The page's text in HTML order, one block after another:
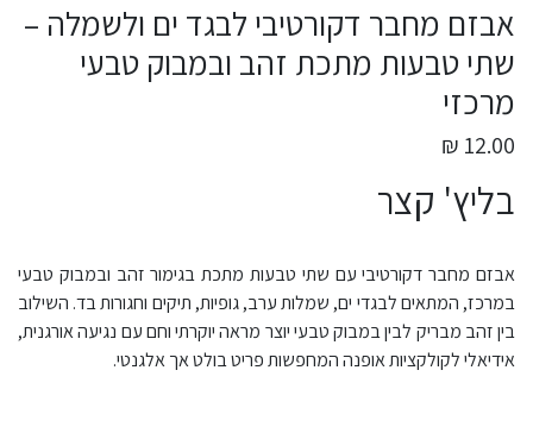
אבזם מחבר דקורטיבי לבגד ים ולשמלה –
שתי טבעות מתכת זהב ובמבוק טבעי
מרכזי
12.00 ₪
בליץ' קצר
אבזם מחבר דקורטיבי עם שתי טבעות מתכת בגימור זהב ובמבוק טבעי
במרכז, המתאים לבגדי ים, שמלות ערב, גופיות, תיקים וחגורות בד. השילוב
בין זהב מבריק לבין במבוק טבעי יוצר מראה יוקרתי וחם עם נגיעה אורגנית,
אידיאלי לקולקציות אופנה המחפשות פריט בולט אך אלגנטי.